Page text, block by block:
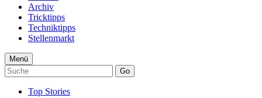
Archiv
Tricktipps
Techniktipps
Stellenmarkt
Menü
Go
Top Stories